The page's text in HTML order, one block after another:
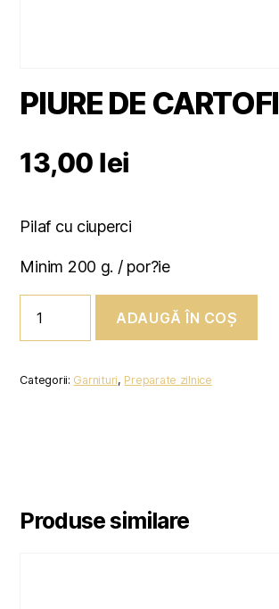
PIURE DE CARTOFI
13,00 lei
Pilaf cu ciuperci
Minim 200 g. / por?ie
PIURE
DE
ADAUGĂ ÎN COȘ
Categorii: Garnituri, Preparate zilnice
Produse similare